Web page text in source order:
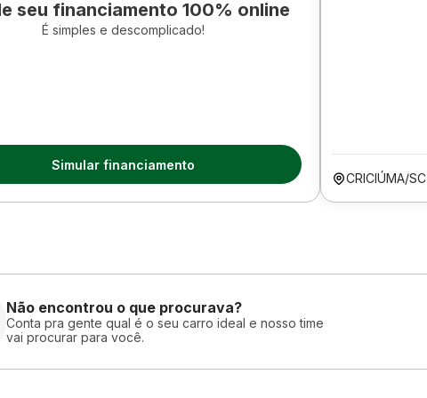
seu financiamento 100% online
É simples e descomplicado!
Simular financiamento
CRICIÚMA/SC
Não encontrou o que procurava?
Conta pra gente qual é o seu carro ideal e nosso time
vai procurar para você.